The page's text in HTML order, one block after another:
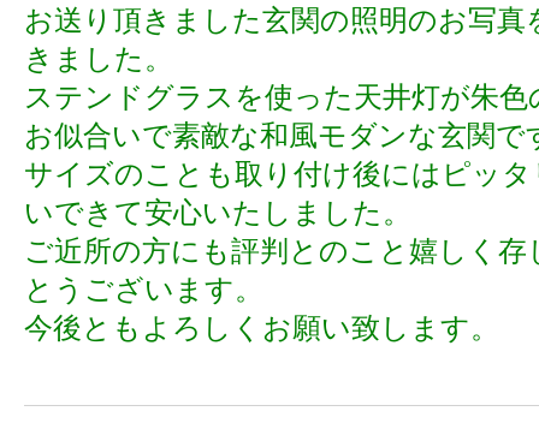
お送り頂きました玄関の照明のお写真
きました。
ステンドグラスを使った天井灯が朱
お似合いで素敵な和風モダンな玄関で
サイズのことも取り付け後にはピッ
いできて安心いたしました。
ご近所の方にも評判とのこと嬉しく
とうございます。
今後ともよろしくお願い致します。